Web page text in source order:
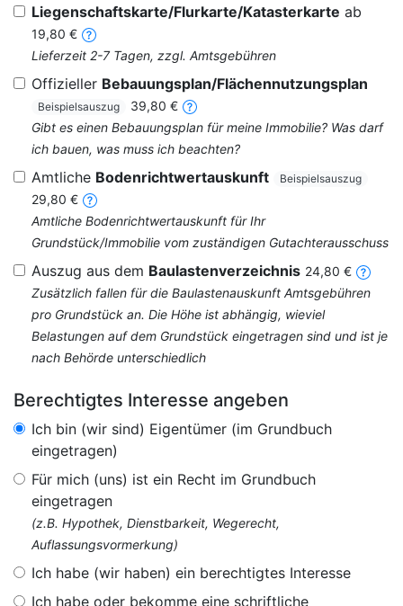
Liegenschaftskarte/Flurkarte/Katasterkarte ab
19,80 €
Lieferzeit 2-7 Tagen, zzgl. Amtsgebühren
Offizieller Bebauungsplan/Flächennutzungsplan
Beispielsauszug
39,80 €
Gibt es einen Bebauungsplan für meine Immobilie? Was darf
ich bauen, was muss ich beachten?
Amtliche Bodenrichtwertauskunft Beispielsauszug
29,80 €
Amtliche Bodenrichtwertauskunft für Ihr
Grundstück/Immobilie vom zuständigen Gutachterausschuss
Auszug aus dem Baulastenverzeichnis 24,80 €
Zusätzlich fallen für die Baulastenauskunft Amtsgebühren
pro Grundstück an. Die Höhe ist abhängig, wieviel
Belastungen auf dem Grundstück eingetragen sind und ist je
nach Behörde unterschiedlich
Berechtigtes Interesse angeben
Ich bin (wir sind) Eigentümer (im Grundbuch
eingetragen)
Für mich (uns) ist ein Recht im Grundbuch
eingetragen
(z.B. Hypothek, Dienstbarkeit, Wegerecht,
Auflassungsvormerkung)
Ich habe (wir haben) ein berechtigtes Interesse
Ich habe oder bekomme eine schriftliche